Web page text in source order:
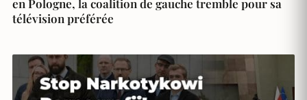
en Pologne, la coalition de gauche tremble pour sa
télévision préférée